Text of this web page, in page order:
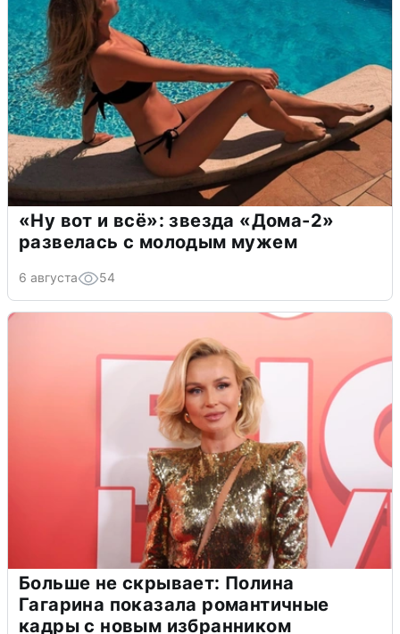
«Ну вот и всё»: звезда «Дома-2»
развелась с молодым мужем
6 августа 54
Больше не скрывает: Полина
Гагарина показала романтичные
кадры с новым избранником